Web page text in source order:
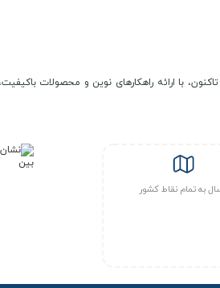
با ارائه راهکارهای نوین و محصولات
به تمام نقاط کشور